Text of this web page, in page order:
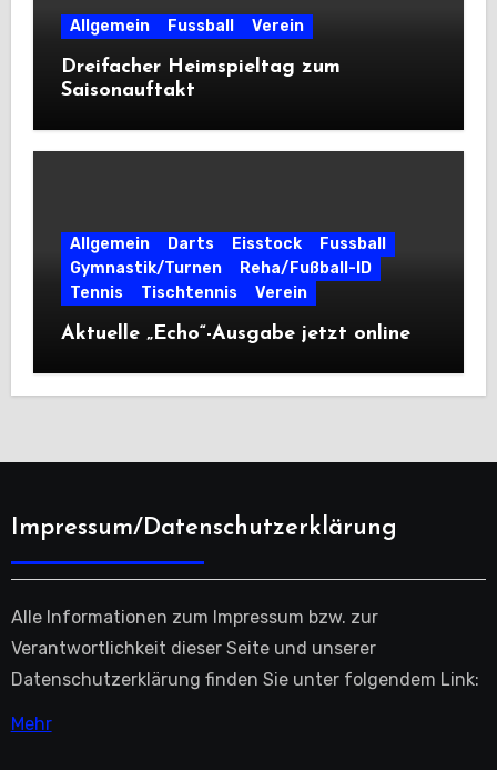
Allgemein Fussball Verein
Dreifacher Heimspieltag zum
Saisonauftakt
Allgemein Darts Eisstock
Fussball
Gymnastik/Turnen
Reha/Fußball-ID
Tennis
Tischtennis Verein
Aktuelle „Echo“-Ausgabe jetzt online
Impressum/Datenschutzerklärung
Alle Informationen zum Impressum bzw. zur
Verantwortlichkeit dieser Seite und unserer
Datenschutzerklärung finden Sie unter folgendem Link:
Mehr